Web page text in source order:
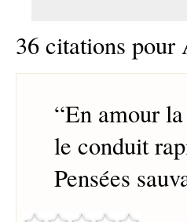
36 citations
“En amour
le conduit
Pensées